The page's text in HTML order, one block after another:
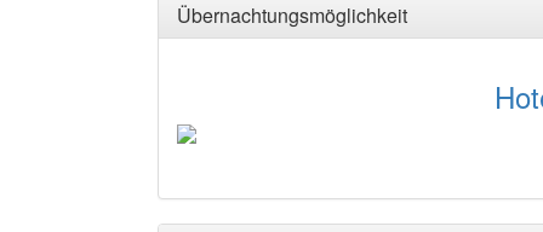
Übernachtungsmöglichkeit